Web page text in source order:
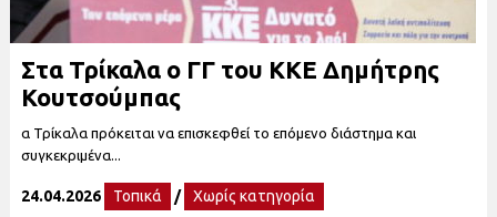
Στα Τρίκαλα ο ΓΓ του ΚΚΕ Δημήτρης
Κουτσούμπας
α Τρίκαλα πρόκειται να επισκεφθεί το επόμενο διάστημα και
συγκεκριμένα...
24.04.2026 Τοπικά / Χωρίς κατηγορία